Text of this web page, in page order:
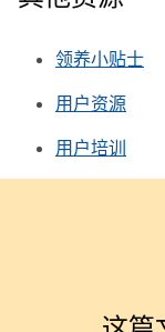
领养小贴士
用户资源
用户培训